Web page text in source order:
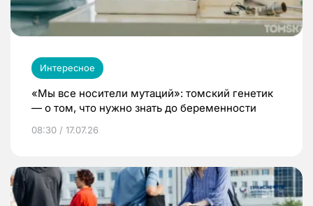
Интересное
«Мы все носители мутаций»: томский генетик
— о том, что нужно знать до беременности
08:30 / 17.07.26